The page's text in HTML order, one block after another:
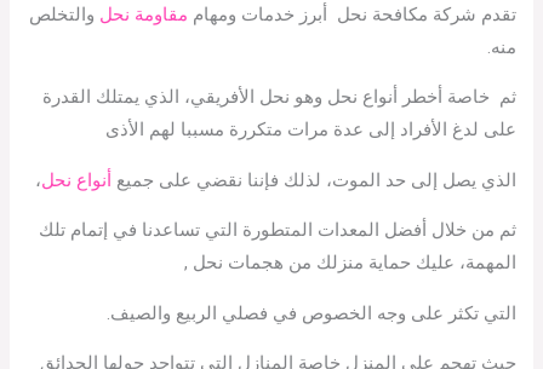
تقدم شركة مكافحة نحل أبرز خدمات ومهام مقاومة نحل والتخلص
منه.
ثم خاصة أخطر أنواع نحل وهو نحل الأفريقي، الذي يمتلك القدرة
على لدغ الأفراد إلى عدة مرات متكررة مسببا لهم الأذى
الذي يصل إلى حد الموت، لذلك فإننا نقضي على جميع أنواع نحل،
ثم من خلال أفضل المعدات المتطورة التي تساعدنا في إتمام تلك
المهمة، عليك حماية منزلك من هجمات نحل ,
التي تكثر على وجه الخصوص في فصلي الربيع والصيف.
حيث تهجم على المنزل خاصة المنازل التي تتواجد حولها الحدائق